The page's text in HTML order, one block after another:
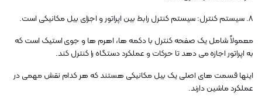
8. سیستم کنترل: سیستم کنترل رابط بین اپراتور و اجزای بیل مکانیکی است.
معمولاً شامل یک صفحه کنترل با دکمه ها، اهرم ها و جوی استیک است که
به اپراتور اجازه می دهد تا حرکات و عملکرد دستگاه را کنترل کند.
اینها قسمت های اصلی یک بیل مکانیکی هستند که هر کدام نقش مهمی در
عملکرد ماشین دارند.